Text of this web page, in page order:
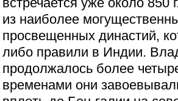
из наиболее
просвещенных династий,
либо правили в Индии.
продолжалось более
временами они